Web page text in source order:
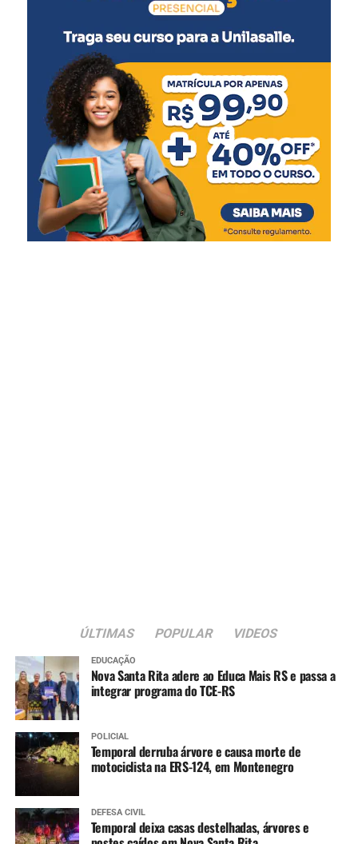
ÚLTIMAS POPULAR VIDEOS
EDUCAÇÃO
Nova Santa Rita adere ao Educa Mais RS e passa a
integrar programa do TCE-RS
POLICIAL
Temporal derruba árvore e causa morte de
motociclista na ERS-124, em Montenegro
DEFESA CIVIL
Temporal deixa casas destelhadas, árvores e